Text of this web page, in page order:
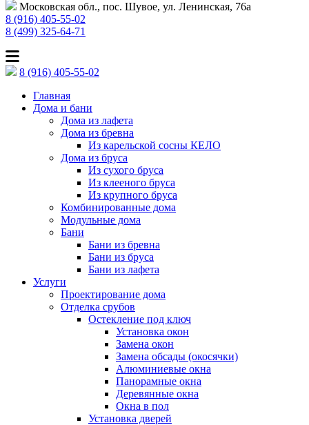
Московская обл., пос. Шувое, ул. Ленинская, 76а
8 (916) 405-55-02
8 (499) 325-64-71
8 (916) 405-55-02
Главная
Дома и бани
Дома из лафета
Дома из бревна
Из карельской сосны КЕЛО
Дома из бруса
Из сухого бруса
Из клееного бруса
Из крупного бруса
Комбинированные дома
Модульные дома
Бани
Бани из бревна
Бани из бруса
Бани из лафета
Услуги
Проектирование дома
Отделка срубов
Остекление под ключ
Установка окон
Замена окон
Замена обсады (окосячки)
Алюминиевые окна
Панорамные окна
Деревянные окна
Окна в пол
Установка дверей